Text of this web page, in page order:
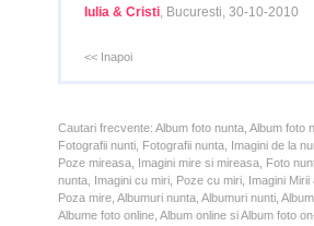
Iulia & Cristi, Bucuresti, 30-10-2010
<< Inapoi
Cautari frecvente: Album foto nunta, Album foto
Fotografii nunti, Fotografii nunta, Imagini de la
Poze mireasa, Imagini mire si mireasa, Foto
nunta, Imagini cu miri, Poze cu miri, Imagini
Poza mire, Albumuri nunta, Albumuri nunti,
Albume foto online, Album online si Album foto